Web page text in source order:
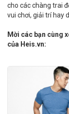
cho các chàng trai
vui chơi, giải trí hay
Mời các bạn cùng
của Heis.vn: